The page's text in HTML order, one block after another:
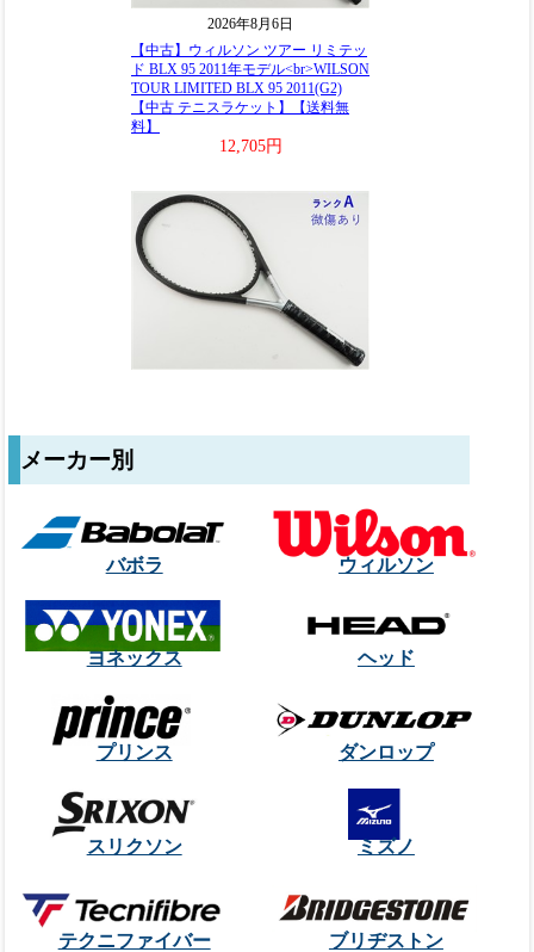
メーカー別
バボラ ウィルソン
ヨネックス ヘッド
プリンス ダンロップ
スリクソン ミズノ
テクニファイバー ブリヂストン